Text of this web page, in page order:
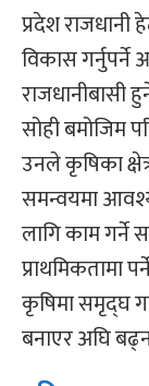
प्रदेश
विकास
सोही बमोजिम
उनले कृषिका
समन्वयमा
लागि काम गर्ने
प्राथमिकतामा
कृषिमा समृद्घ
बनाएर अघि